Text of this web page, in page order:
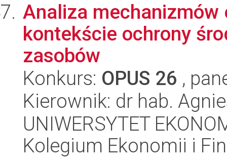
Analiza
kontekście ochrony
zasobów
Konkurs: OPUS 26 ,
Kierownik: dr hab.
UNIWERSYTET
Kolegium Ekonomii i